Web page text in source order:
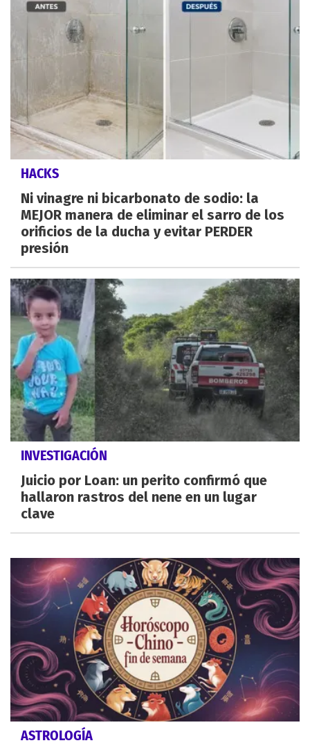
HACKS
Ni vinagre ni bicarbonato de sodio: la
MEJOR manera de eliminar el sarro de los
orificios de la ducha y evitar PERDER
presión
INVESTIGACIÓN
Juicio por Loan: un perito confirmó que
hallaron rastros del nene en un lugar
clave
ASTROLOGÍA